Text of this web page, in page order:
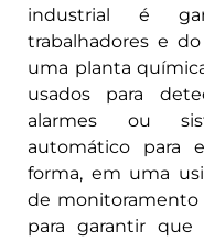
industrial é
trabalhadores e
uma planta
usados ​​para
alarmes ou
automático para
forma, em uma
de monitoramento
para garantir que